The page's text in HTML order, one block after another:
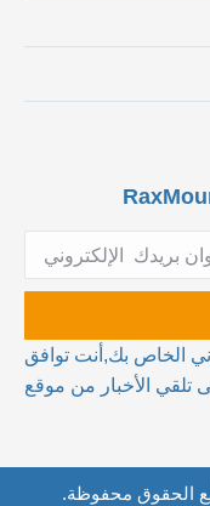
الخاص بك,أنت توافق